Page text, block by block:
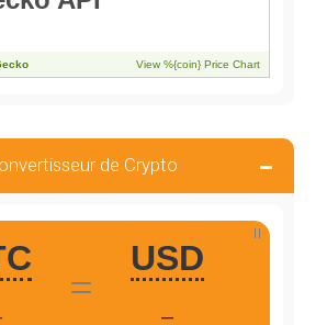
de Crypto